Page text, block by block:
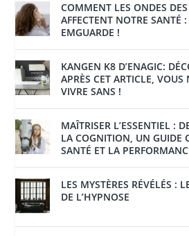
COMMENT LES ONDES
AFFECTENT NOTRE SANTÉ
EMGUARDE !
KANGEN K8 D’ENAGIC:
APRÈS CET ARTICLE, VOUS
VIVRE SANS !
MAÎTRISER L’ESSENTIEL :
LA COGNITION, UN GUIDE
SANTÉ ET LA
LES MYSTÈRES RÉVÉLÉS :
DE L’HYPNOSE